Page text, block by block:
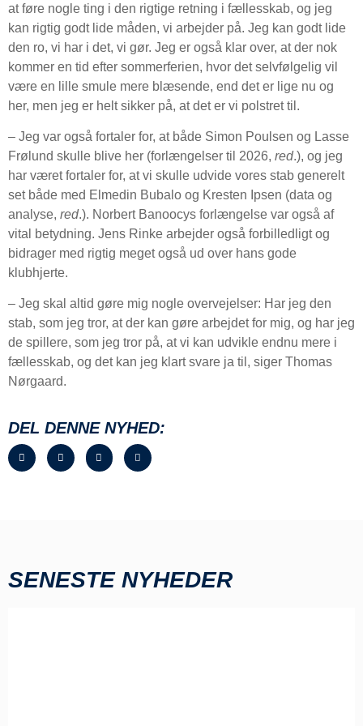
at føre nogle ting i den rigtige retning i fællesskab, og jeg
kan rigtig godt lide måden, vi arbejder på. Jeg kan godt lide
den ro, vi har i det, vi gør. Jeg er også klar over, at der nok
kommer en tid efter sommerferien, hvor det selvfølgelig vil
være en lille smule mere blæsende, end det er lige nu og
her, men jeg er helt sikker på, at det er vi polstret til.
– Jeg var også fortaler for, at både Simon Poulsen og Lasse
Frølund skulle blive her (forlængelser til 2026, red.), og jeg
har været fortaler for, at vi skulle udvide vores stab generelt
set både med Elmedin Bubalo og Kresten Ipsen (data og
analyse, red.). Norbert Banoocys forlængelse var også af
vital betydning. Jens Rinke arbejder også forbilledligt og
bidrager med rigtig meget også ud over hans gode
klubhjerte.
– Jeg skal altid gøre mig nogle overvejelser: Har jeg den
stab, som jeg tror, at der kan gøre arbejdet for mig, og har jeg
de spillere, som jeg tror på, at vi kan udvikle endnu mere i
fællesskab, og det kan jeg klart svare ja til, siger Thomas
Nørgaard.
DEL DENNE NYHED:
SENESTE NYHEDER